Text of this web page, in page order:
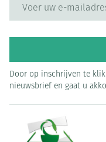
Door op inschrijven te
nieuwsbrief en gaat u